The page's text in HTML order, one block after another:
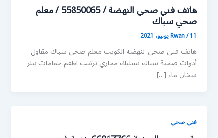
هاتف فني صحي النهضة / 55850065 / معلم
صحي سباك
Rwan/11 يونيو، 2021
هاتف فني صحي النهضة الكويت معلم صحي سباك مقاول
أدوات صحية سباك تسليك مجاري تركيب اطقم جمامات بيلر
سخان ماء […]
فني صحي